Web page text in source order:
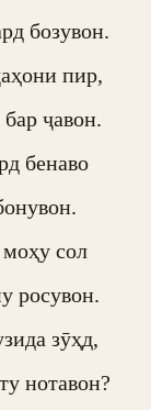
бозувон.
пир,
ҷавон.
бенаво
сол
росувон.
зӯҳд,
нотавон?